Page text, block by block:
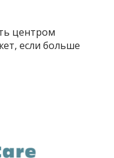
центром
если больше